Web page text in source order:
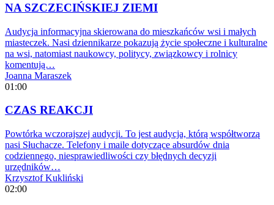
NA SZCZECIŃSKIEJ ZIEMI
Audycja informacyjna skierowana do mieszkańców wsi i małych
miasteczek. Nasi dziennikarze pokazują życie społeczne i kulturalne
na wsi, natomiast naukowcy, politycy, związkowcy i rolnicy
komentują…
Joanna Maraszek
01:00
CZAS REAKCJI
Powtórka wczorajszej audycji. To jest audycja, którą współtworzą
nasi Słuchacze. Telefony i maile dotyczące absurdów dnia
codziennego, niesprawiedliwości czy błędnych decyzji
urzędników…
Krzysztof Kukliński
02:00